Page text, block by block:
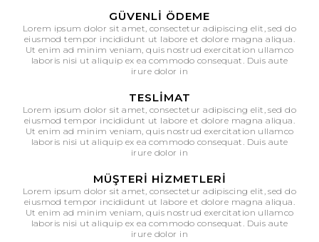
GÜVENLI ÖDEME
Lorem ipsum dolor sit amet, consectetur adipiscing elit, sed do
eiusmod tempor incididunt ut labore et dolore magna aliqua.
Ut enim ad minim veniam, quis nostrud exercitation ullamco
laboris nisi ut aliquip ex ea commodo consequat. Duis aute
irure dolor in
TESLIMAT
Lorem ipsum dolor sit amet, consectetur adipiscing elit, sed do
eiusmod tempor incididunt ut labore et dolore magna aliqua.
Ut enim ad minim veniam, quis nostrud exercitation ullamco
laboris nisi ut aliquip ex ea commodo consequat. Duis aute
irure dolor in
MÜŞTERI HIZMETLERI
Lorem ipsum dolor sit amet, consectetur adipiscing elit, sed do
eiusmod tempor incididunt ut labore et dolore magna aliqua.
Ut enim ad minim veniam, quis nostrud exercitation ullamco
laboris nisi ut aliquip ex ea commodo consequat. Duis aute
irure dolor in